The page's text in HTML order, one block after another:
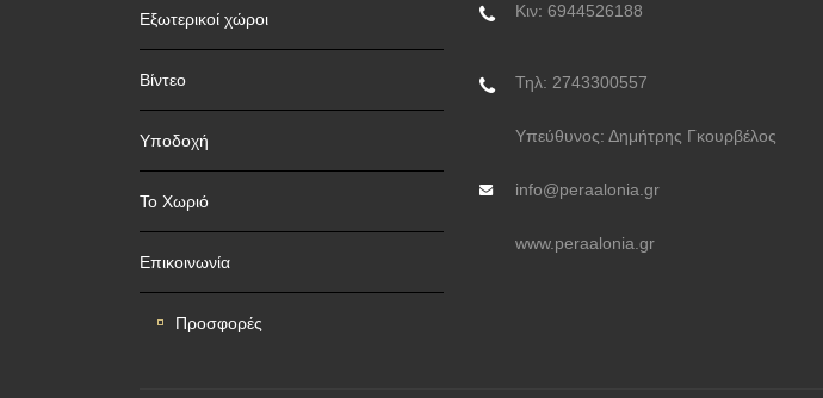
Εξωτερικοί χώροι
Βίντεο
Υποδοχή
Το Χωριό
Επικοινωνία
Προσφορές
Κιν: 6944526188
Τηλ: 2743300557
Υπεύθυνος: Δημήτρης Γκουρβέλος
info@peraalonia.gr
www.peraalonia.gr